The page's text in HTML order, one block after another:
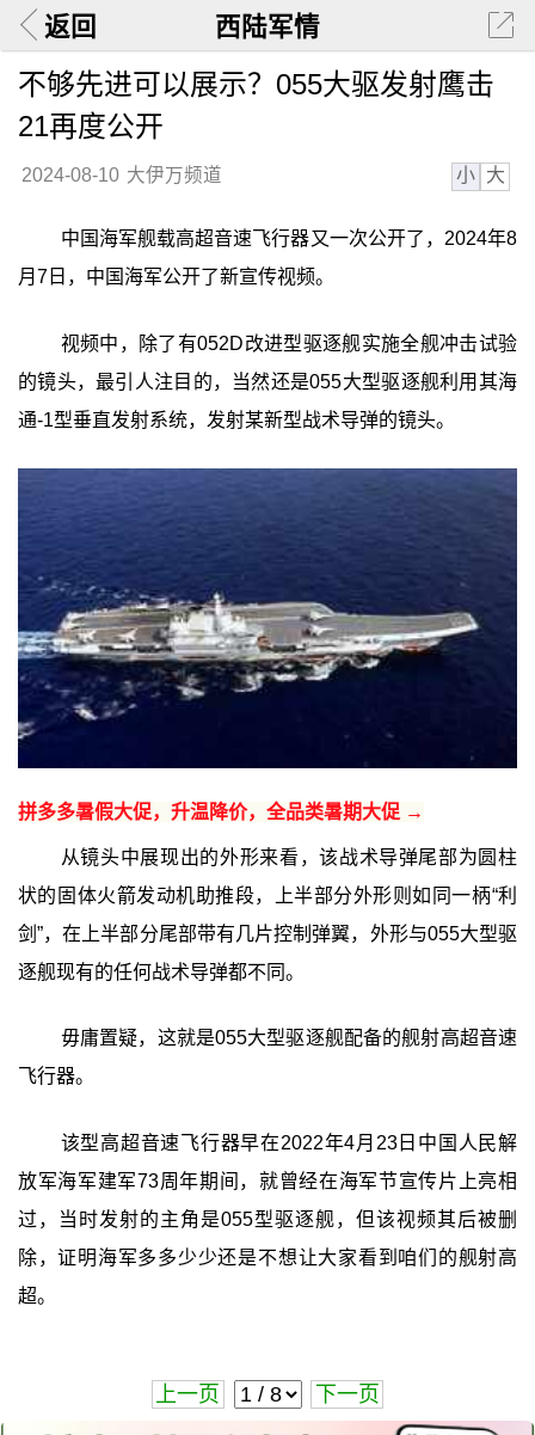
返回 西陆军情
不够先进可以展示？055大驱发射鹰击
21再度公开
2024-08-10 大伊万频道 小 大
中国海军舰载高超音速飞行器又一次公开了，2024年8
月7日，中国海军公开了新宣传视频。
视频中，除了有052D改进型驱逐舰实施全舰冲击试验
的镜头，最引人注目的，当然还是055大型驱逐舰利用其海
通-1型垂直发射系统，发射某新型战术导弹的镜头。
拼多多暑假大促，升温降价，全品类暑期大促 →
从镜头中展现出的外形来看，该战术导弹尾部为圆柱
状的固体火箭发动机助推段，上半部分外形则如同一柄“利
剑”，在上半部分尾部带有几片控制弹翼，外形与055大型驱
逐舰现有的任何战术导弹都不同。
毋庸置疑，这就是055大型驱逐舰配备的舰射高超音速
飞行器。
该型高超音速飞行器早在2022年4月23日中国人民解
放军海军建军73周年期间，就曾经在海军节宣传片上亮相
过，当时发射的主角是055型驱逐舰，但该视频其后被删
除，证明海军多多少少还是不想让大家看到咱们的舰射高
超。
上一页 下一页